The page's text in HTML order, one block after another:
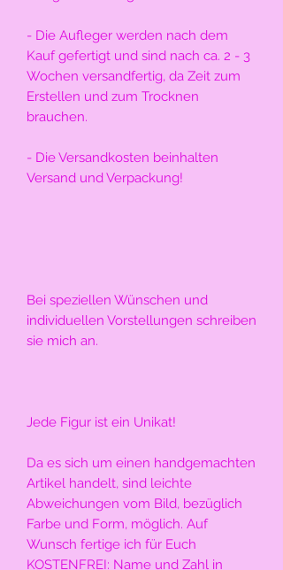
- Die Aufleger werden nach dem
Kauf gefertigt und sind nach ca. 2 - 3
Wochen versandfertig, da Zeit zum
Erstellen und zum Trocknen
brauchen.
- Die Versandkosten beinhalten
Versand und Verpackung!
Bei speziellen Wünschen und
individuellen Vorstellungen schreiben
sie mich an.
Jede Figur ist ein Unikat!
Da es sich um einen handgemachten
Artikel handelt, sind leichte
Abweichungen vom Bild, bezüglich
Farbe und Form, möglich. Auf
Wunsch fertige ich für Euch
KOSTENFREI: Name und Zahl in